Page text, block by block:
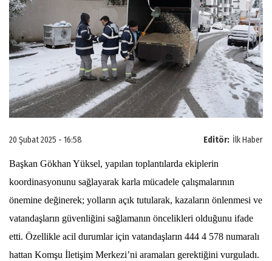
Editör: İlk Haber
20 Şubat 2025 - 16:58
Başkan Gökhan Yüksel, yapılan toplantılarda ekiplerin
koordinasyonunu sağlayarak karla mücadele çalışmalarının
önemine değinerek; yolların açık tutularak, kazaların önlenmesi ve
vatandaşların güvenliğini sağlamanın öncelikleri olduğunu ifade
etti. Özellikle acil durumlar için vatandaşların 444 4 578 numaralı
hattan Komşu İletişim Merkezi’ni aramaları gerektiğini vurguladı.